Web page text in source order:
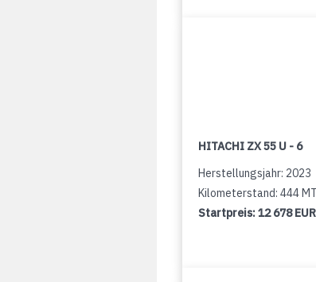
HITACHI ZX 55 U - 6
Herstellungsjahr: 2023
Kilometerstand: 444
Startpreis:12 678 EUR